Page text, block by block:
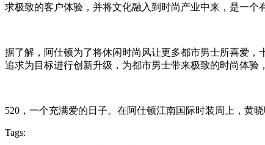
求极致的客户体验，并将文化融入到时尚产业中来，是一个
据了解，阿仕顿为了将休闲时尚风让更多都市男士所喜爱
追求为目标进行创新升级，为都市男士带来极致的时尚体验
520，一个充满爱的日子。在阿仕顿江南国际时装周上，黄
Tags: